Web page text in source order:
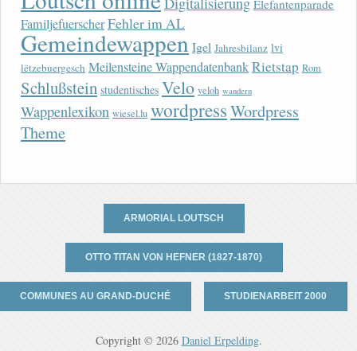
Elefantenparade
FamiljefuerscherFehler im AL
Gemeindewappen Igel Jahresbilanz lvi
lëtzebuergesch Meilensteine WappendatenbankRietstap Rom
Schlußstein studentisches Velo veloh wandern
Wappenlexikon wiesel.lu wordpressWordpress
Theme
ARMORIAL LOUTSCH
OTTO TITAN VON HEFNER (1827-1870)
COMMUNES AU GRAND-DUCHÉ STUDIENARBEIT 2000
Copyright © 2026 Daniel Erpelding.